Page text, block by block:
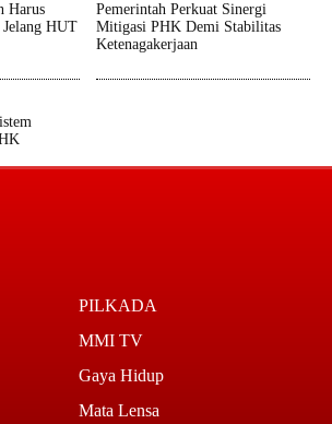
Harus
HUT
Pemerintah Perkuat Sinergi
Mitigasi PHK Demi Stabilitas
Ketenagakerjaan
PILKADA
MMI TV
Gaya Hidup
Mata Lensa